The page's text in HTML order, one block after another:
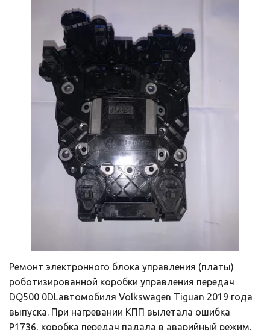
Ремонт электронного блока управления (платы)
роботизированной коробки управления передач
DQ500 0DLавтомобиля Volkswagen Tiguan 2019 года
выпуска. При нагревании КПП вылетала ошибка
P1736, коробка передач падала в аварийный режим.